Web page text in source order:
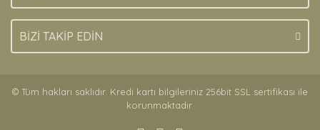
BİZİ TAKİP EDİN
© Tüm hakları saklıdır. Kredi kartı bilgileriniz 256bit SSL sertifikası ile
korunmaktadır.